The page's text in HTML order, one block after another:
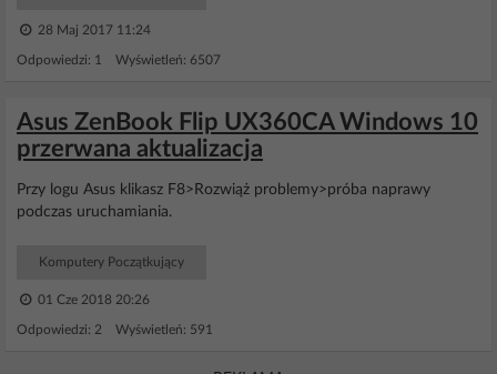
28 Maj 2017 11:24
Odpowiedzi: 1 Wyświetleń: 6507
Asus ZenBook Flip UX360CA Windows 10
przerwana aktualizacja
Przy logu Asus klikasz F8>Rozwiąż problemy>próba naprawy
podczas uruchamiania.
Komputery Początkujący
01 Cze 2018 20:26
Odpowiedzi: 2 Wyświetleń: 591